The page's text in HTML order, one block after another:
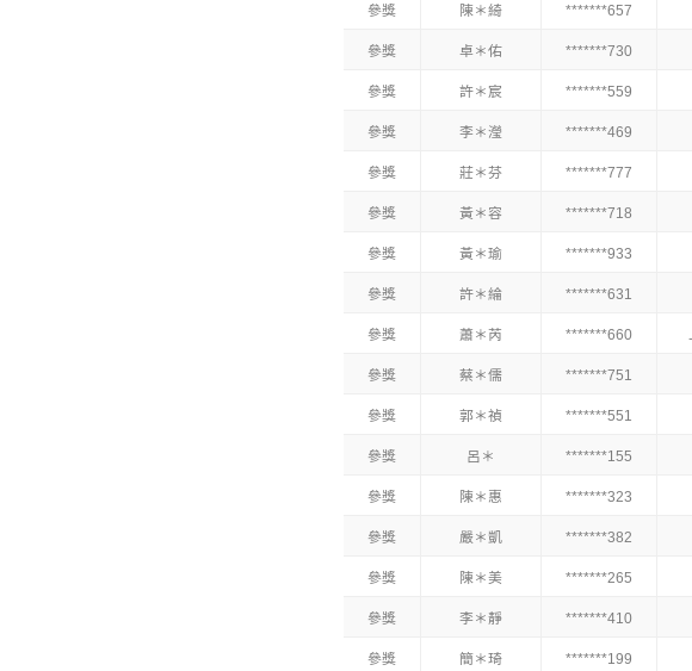
參獎 陳＊綺 *******657
參獎 卓＊佑 *******730
參獎 許＊宸 *******559
參獎 李＊瀅 *******469
參獎 莊＊芬 *******777
參獎 黃＊容 *******718
參獎 黃＊瑜 *******933
參獎 許＊綸 *******631
參獎 蕭＊芮 *******660
參獎 蔡＊儒 *******751
參獎 郭＊禎 *******551
參獎 呂＊ *******155
參獎 陳＊惠 *******323
參獎 嚴＊凱 *******382
參獎 陳＊美 *******265
參獎 李＊靜 *******410
參獎 簡＊琦 *******199